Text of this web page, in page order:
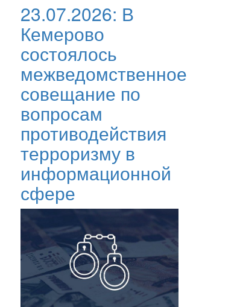
23.07.2026: В
Кемерово
состоялось
межведомственное
совещание по
вопросам
противодействия
терроризму в
информационной
сфере